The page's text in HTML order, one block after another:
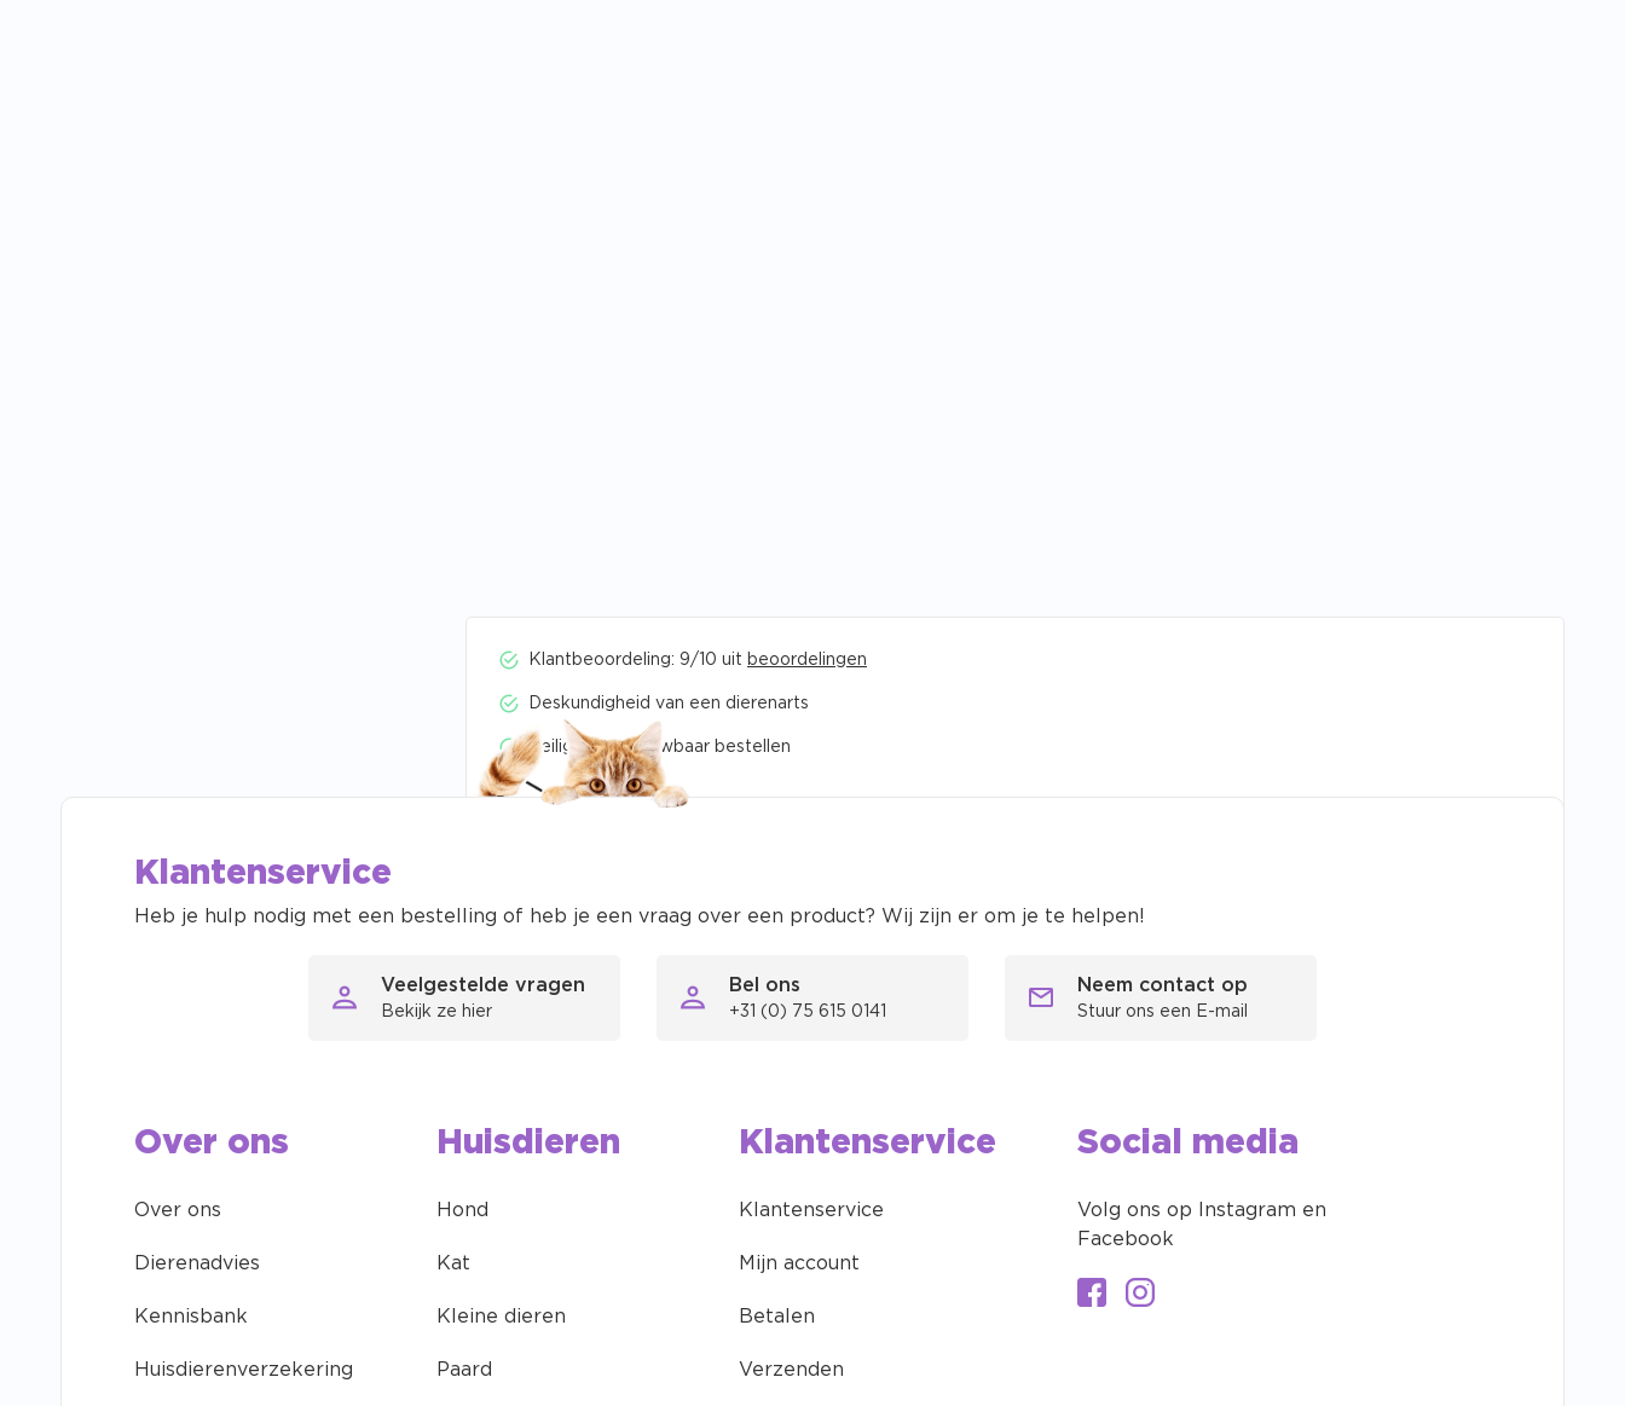
Klantbeoordeling: 9/10 uit beoordelingen
Deskundigheid van een dierenarts
Veilig en betrouwbaar bestellen
Gratis verzending binnen Nederland en België vanaf €59,95
Klantenservice
Heb je hulp nodig met een bestelling of heb je een vraag over een product? Wij zijn er om je te helpen!
Veelgestelde vragen
Bekijk ze hier
Bel ons
+31 (0) 75 615 0141
Neem contact op
Stuur ons een E-mail
Over ons
Over ons
Dierenadvies
Kennisbank
Huisdierenverzekering
Huisdieren
Hond
Kat
Kleine dieren
Paard
Klantenservice
Klantenservice
Mijn account
Betalen
Verzenden
Social media
Volg ons op Instagram en
Facebook